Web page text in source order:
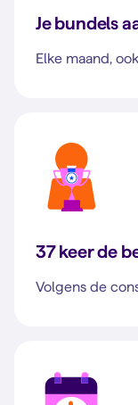
Je bundels
Elke maand,
37 keer de
Volgens de